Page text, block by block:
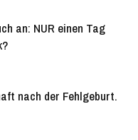
an: NUR einen Tag
nach der Fehlgeburt.